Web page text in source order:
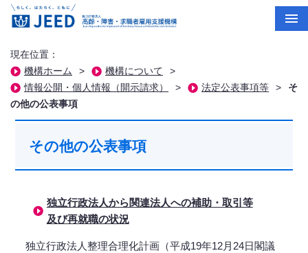
現在位置：
機構ホーム
> 機構について
>
情報公開・個人情報（開示請求）
> 法定公表事項等 >
そ
の他の公表事項
その他の公表事項
独立行政法人から関連法人への補助・取引等
及び再就職の状況
独立行政法人整理合理化計画（平成19年12月24日閣議